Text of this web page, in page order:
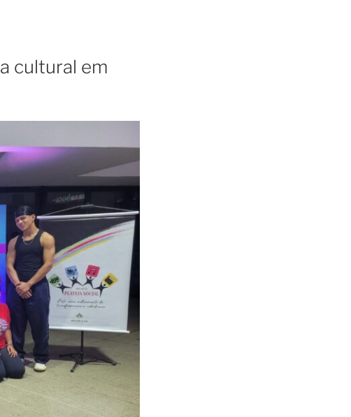
cultural em